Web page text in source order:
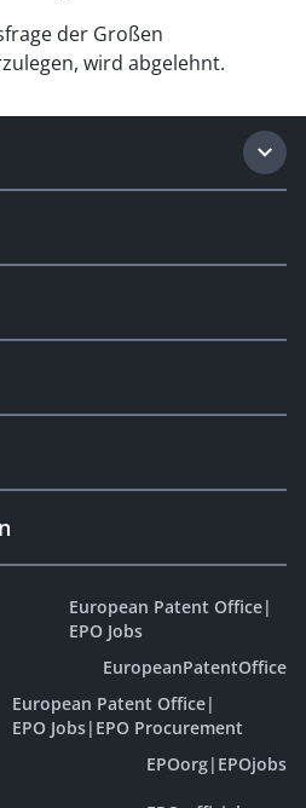
der Großen
wird abgelehnt.
European Patent Office|
EPO Jobs
EuropeanPatentOffice
European Patent Office|
EPO Jobs| EPO Procurement
EPOorg| EPOjobs